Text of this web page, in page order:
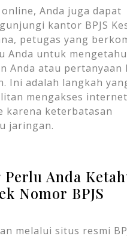
Anda juga dapat
kantor BPJS
petugas yang
Anda untuk
Anda atau pertanyaan
Ini adalah langkah
mengakses
karena keterbatasan
jaringan.
Perlu Anda
Nomor BPJS
melalui situs resmi